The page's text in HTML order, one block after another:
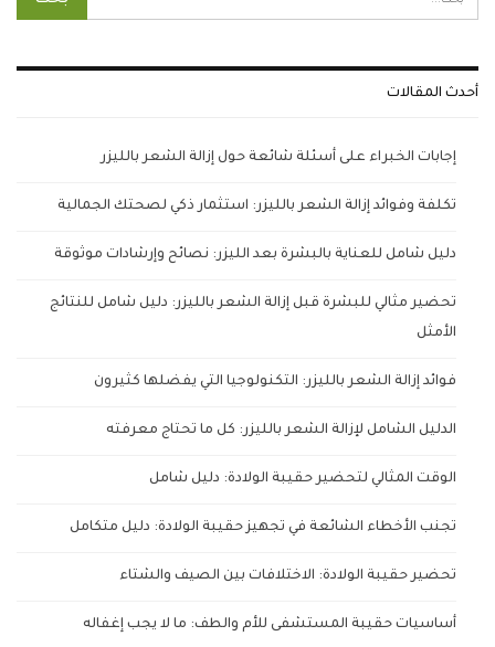
أحدث المقالات
إجابات الخبراء على أسئلة شائعة حول إزالة الشعر بالليزر
تكلفة وفوائد إزالة الشعر بالليزر: استثمار ذكي لصحتك الجمالية
دليل شامل للعناية بالبشرة بعد الليزر: نصائح وإرشادات موثوقة
تحضير مثالي للبشرة قبل إزالة الشعر بالليزر: دليل شامل للنتائج
الأمثل
فوائد إزالة الشعر بالليزر: التكنولوجيا التي يفضلها كثيرون
الدليل الشامل لإزالة الشعر بالليزر: كل ما تحتاج معرفته
الوقت المثالي لتحضير حقيبة الولادة: دليل شامل
تجنب الأخطاء الشائعة في تجهيز حقيبة الولادة: دليل متكامل
تحضير حقيبة الولادة: الاختلافات بين الصيف والشتاء
أساسيات حقيبة المستشفى للأم والطف: ما لا يجب إغفاله